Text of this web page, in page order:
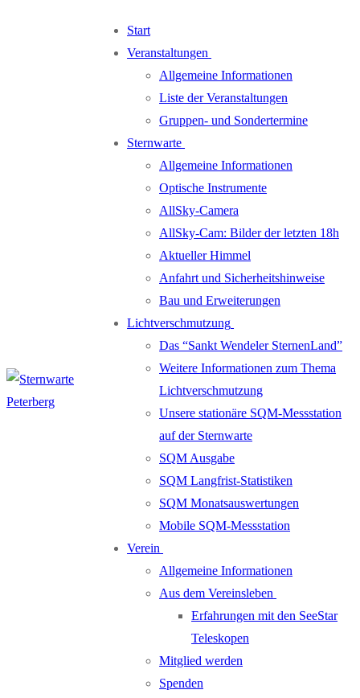
Start
Veranstaltungen
Allgemeine Informationen
Liste der Veranstaltungen
Gruppen- und Sondertermine
Sternwarte
Allgemeine Informationen
Optische Instrumente
AllSky-Camera
AllSky-Cam: Bilder der letzten 18h
Aktueller Himmel
Anfahrt und Sicherheitshinweise
Bau und Erweiterungen
Lichtverschmutzung
Das “Sankt Wendeler SternenLand”
Weitere Informationen zum Thema
Lichtverschmutzung
Unsere stationäre SQM-Messstation
auf der Sternwarte
SQM Ausgabe
SQM Langfrist-Statistiken
SQM Monatsauswertungen
Mobile SQM-Messstation
Verein
Allgemeine Informationen
Aus dem Vereinsleben
Erfahrungen mit den SeeStar
Teleskopen
Mitglied werden
Spenden